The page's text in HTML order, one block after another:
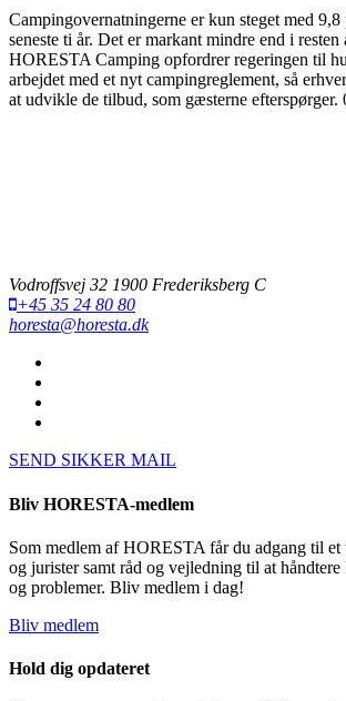
Campingovernatningerne er kun steget med 9,8
seneste ti år. Det er markant mindre end i
HORESTA Camping opfordrer regeringen til
arbejdet med et nyt campingreglement, så
at udvikle de tilbud, som gæsterne efterspørger.
Vodroffsvej 32 1900 Frederiksberg C
+45 35 24 80 80
horesta@horesta.dk
SEND SIKKER MAIL
Bliv HORESTA-medlem
Som medlem af HORESTA får du adgang til et
og jurister samt råd og vejledning til at håndtere
og problemer. Bliv medlem i dag!
Bliv medlem
Hold dig opdateret